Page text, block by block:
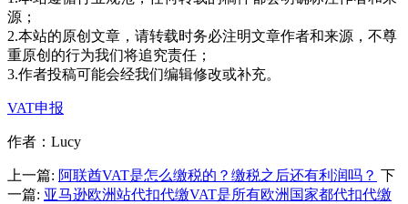
源；
2.本站的原创文章，请转载时务必注明文章作者和来源，不尊
重原创的行为我们将追究责任；
3.作者投稿可能会经我们编辑修改或补充。
VAT申报
作者：Lucy
上一篇: 阿联酋VAT是怎么缴税的？缴税之后还有利润吗？ 下
一篇: 亚马逊欧洲站代扣代缴VAT是所有欧洲国家都代扣代缴